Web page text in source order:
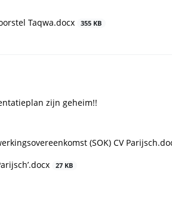
Taqwa.docx 355 KB
zijn geheim!!
(SOK) CV
27 KB